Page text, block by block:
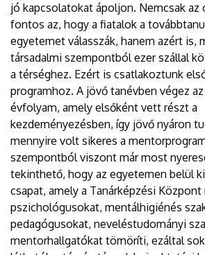
jó kapcsolatokat ápoljon. Nemcsak
fontos az, hogy a fiatalok a
egyetemet válasszák, hanem azért is,
társadalmi szempontból ezer szállal
a térséghez. Ezért is csatlakoztunk
programhoz. A jövő tanévben végez
évfolyam, amely elsőként vett részt a
kezdeményezésben, így jövő nyáron
mennyire volt sikeres a
szempontból viszont már most
tekinthető, hogy az egyetemen belül
csapat, amely a Tanárképzési
pszichológusokat, mentálhigiénés
pedagógusokat, neveléstudományi
mentorhallgatókat tömöríti, ezáltal